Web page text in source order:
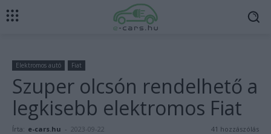
Elektromos autó Fiat
Szuper olcsón rendelhető a
legkisebb elektromos Fiat
Írta: e-cars.hu - 2023-09-22 41 hozzászólás